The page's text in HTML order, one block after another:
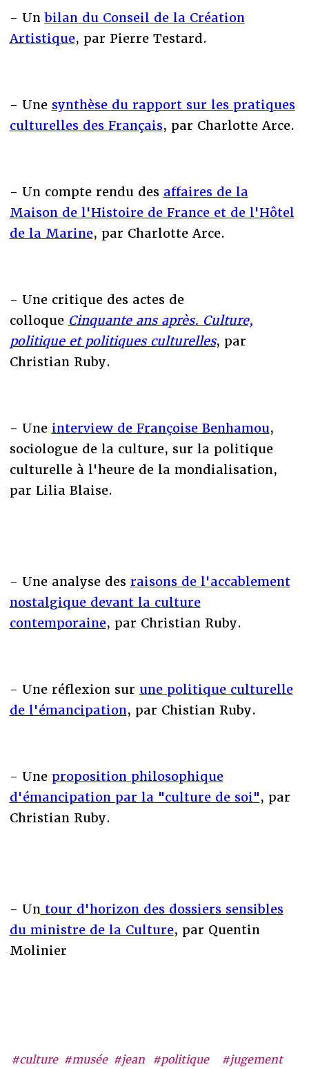
#culture #musée #jean
#politique
#jugement
- Unbilan du Conseil de la Création
Artistique, par Pierre Testard.
- Une synthèse du rapport sur les pratiques
culturelles des Français, par Charlotte Arce.
- Un compte rendu des affaires de la
Maison de l'Histoire de France et de l'Hôtel
de la Marine, par Charlotte Arce.
- Une critique des actes de
colloque Cinquante ans après. Culture,
politique et politiques culturelles, par
Christian Ruby.
- Une interview de Françoise Benhamou,
sociologue de la culture, sur la politique
culturelle à l'heure de la mondialisation,
par Lilia Blaise.
- Une analyse des raisons de l'accablement
nostalgique devant la culture
contemporaine, par Christian Ruby.
- Une réflexion sur une politique culturelle
de l'émancipation, par Chistian Ruby.
- Une proposition philosophique
d'émancipation par la "culture de soi", par
Christian Ruby.
- Un tour d'horizon des dossiers sensibles
du ministre de la Culture, par Quentin
Molinier